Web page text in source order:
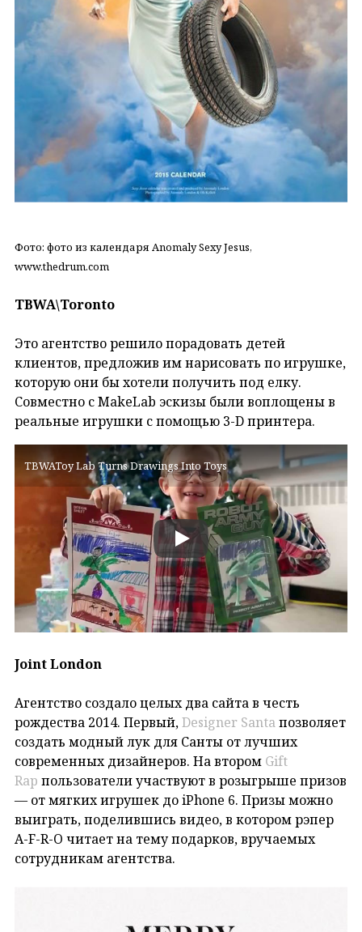
Фото: фото из календаря Anomaly Sexy Jesus,
www.thedrum.com
TBWA\Toronto
Это агентство решило порадовать детей
клиентов, предложив им нарисовать по игрушке,
которую они бы хотели получить под елку.
Совместно с MakeLab эскизы были воплощены в
реальные игрушки с помощью 3-D принтера.
TBWAToy Lab Turns Drawings Into Toys
Joint London
Агентство создало целых два сайта в честь
рождества 2014. Первый,Designer Santaпозволяет
создать модный лук для Санты от лучших
современных дизайнеров. На втором Gift
Rap пользователи участвуют в розыгрыше призов
— от мягких игрушек до iPhone 6. Призы можно
выиграть, поделившись видео, в котором рэпер
A-F-R-O читает на тему подарков, вручаемых
сотрудникам агентства.